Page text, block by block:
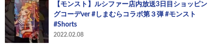
【モンスト】ルシファー店内放送3日目ショッピン
グコーデver #しまむらコラボ第３弾 #モンスト
#Shorts
2022.02.08